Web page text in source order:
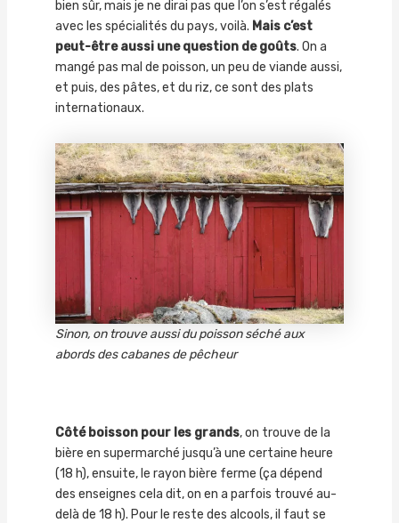
bien sûr, mais je ne dirai pas que l’on s’est régalés
avec les spécialités du pays, voilà. Mais c’est
peut-être aussi une question de goûts. On a
mangé pas mal de poisson, un peu de viande aussi,
et puis, des pâtes, et du riz, ce sont des plats
internationaux.
Sinon, on trouve aussi du poisson séché aux
abords des cabanes de pêcheur
Côté boisson pour les grands, on trouve de la
bière en supermarché jusqu’à une certaine heure
(18 h), ensuite, le rayon bière ferme (ça dépend
des enseignes cela dit, on en a parfois trouvé au-
delà de 18 h). Pour le reste des alcools, il faut se